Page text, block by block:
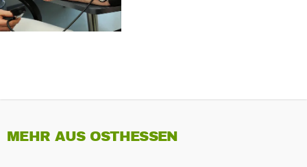
MEHR AUS OSTHESSEN